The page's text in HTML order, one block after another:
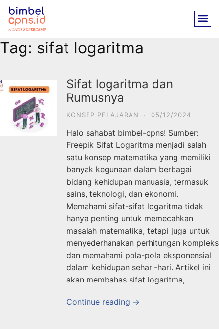
Tag: sifat logaritma
Sifat logaritma dan
Rumusnya
KONSEP PELAJARAN · 05/12/2024
Halo sahabat bimbel-cpns! Sumber:
Freepik Sifat Logaritma menjadi salah
satu konsep matematika yang memiliki
banyak kegunaan dalam berbagai
bidang kehidupan manuasia, termasuk
sains, teknologi, dan ekonomi.
Memahami sifat-sifat logaritma tidak
hanya penting untuk memecahkan
masalah matematika, tetapi juga untuk
menyederhanakan perhitungan kompleks
dan memahami pola-pola eksponensial
dalam kehidupan sehari-hari. Artikel ini
akan membahas sifat logaritma, …
Continue reading →